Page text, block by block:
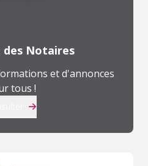
des Notaires
et d'annonces
tous !